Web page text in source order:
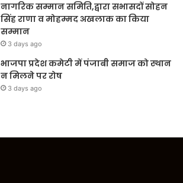
नागरिक सम्मान समिति,द्वारा सभासदों सोहन
सिंह राणा व मोहम्मद अखलाक का किया
सम्मान
3 days ago
भाजपा प्रदेश कमेटी में पंजाबी समाज को स्थान
न मिलने पर रोष
3 days ago